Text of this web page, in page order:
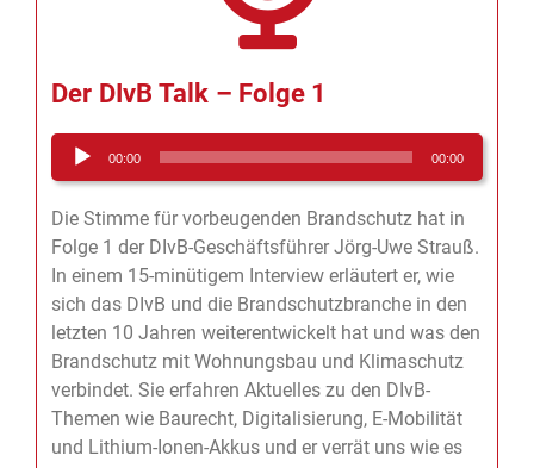
Der DIvB Talk – Folge 1
Audio-
Player
Die Stimme für vorbeugenden Brandschutz hat in
Folge 1 der DIvB-Geschäftsführer Jörg-Uwe Strauß.
In einem 15-minütigem Interview erläutert er, wie
sich das DIvB und die Brandschutzbranche in den
letzten 10 Jahren weiterentwickelt hat und was den
Brandschutz mit Wohnungsbau und Klimaschutz
verbindet. Sie erfahren Aktuelles zu den DIvB-
Themen wie Baurecht, Digitalisierung, E-Mobilität